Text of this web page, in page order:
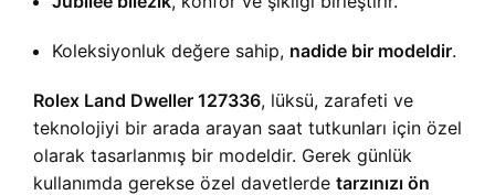
Koleksiyonluk değere sahip, nadide bir modeldir.
Rolex Land Dweller 127336, lüksü, zarafeti ve
teknolojiyi bir arada arayan saat tutkunları için özel
olarak tasarlanmış bir modeldir. Gerek günlük
kullanımda gerekse özel davetlerde tarzınızı ön